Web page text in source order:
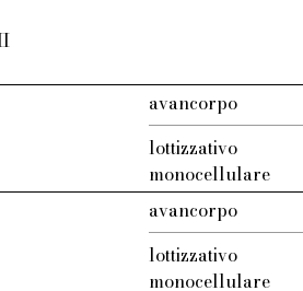
avancorpo
lottizzativo
monocellulare
avancorpo
lottizzativo
monocellulare